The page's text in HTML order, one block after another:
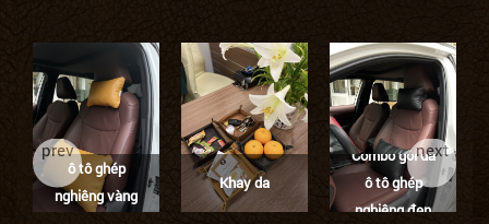
Combo gối da
ô tô ghép
nghiêng vàng
Khay da
Combo gối da
ô tô ghép
nghiêng đen
prev next